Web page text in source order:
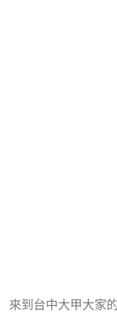
來到台中大甲大家